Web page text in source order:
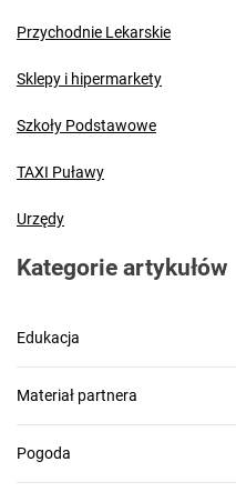
Przychodnie Lekarskie
Sklepy i hipermarkety
Szkoły Podstawowe
TAXI Puławy
Urzędy
Kategorie artykułów
Edukacja
Materiał partnera
Pogoda